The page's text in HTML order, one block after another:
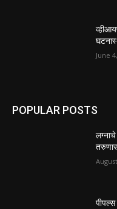
June
POPULAR POSTS
पीपल्स